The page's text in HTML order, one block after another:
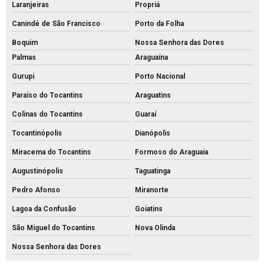
Laranjeiras Propriá
Canindé de São Francisco Porto da Folha
Boquim
Nossa Senhora das Dores
Palmas
Araguaína
Gurupi Porto Nacional
Paraíso do Tocantins Araguatins
Colinas do Tocantins Guaraí
Tocantinópolis Dianópolis
Miracema do Tocantins Formoso do Araguaia
Augustinópolis Taguatinga
Pedro Afonso Miranorte
Lagoa da Confusão Goiatins
São Miguel do Tocantins Nova Olinda
Nossa Senhora das Dores